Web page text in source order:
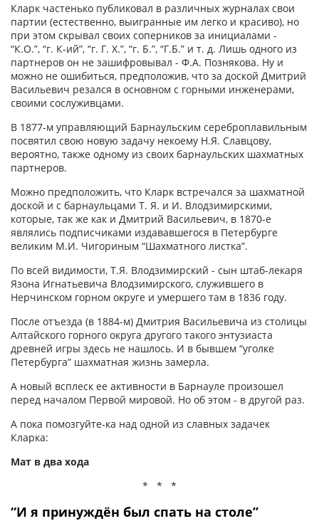
Кларк частенько публиковал в различных журналах свои
партии (естественно, выигранные им легко и красиво), но
при этом скрывал своих соперников за инициалами -
“К.О.”, “г. К-ий”, “г. Г. Х.”, “г. Б.”, “Г.Б.” и т. д. Лишь одного из
партнеров он не зашифровывал - Ф.А. Познякова. Ну и
можно не ошибиться, предположив, что за доской Дмитрий
Васильевич резался в основном с горными инженерами,
своими сослуживцами.
В 1877-м управляющий Барнаульским сереброплавильным
посвятил свою новую задачу некоему Н.Я. Славцову,
вероятно, также одному из своих барнаульских шахматных
партнеров.
Можно предположить, что Кларк встречался за шахматной
доской и с барнаульцами Т. Я. и И. Влодзимирскими,
которые, так же как и Дмитрий Васильевич, в 1870-е
являлись подписчиками издававшегося в Петербурге
великим М.И. Чигориным “Шахматного листка”.
По всей видимости, Т.Я. Влодзимирский - сын штаб-лекаря
Язона Игнатьевича Влодзимирского, служившего в
Нерчинском горном округе и умершего там в 1836 году.
После отъезда (в 1884-м) Дмитрия Васильевича из столицы
Алтайского горного округа другого такого энтузиаста
древней игры здесь не нашлось. И в бывшем “уголке
Петербурга” шахматная жизнь замерла.
А новый всплеск ее активности в Барнауле произошел
перед началом Первой мировой. Но об этом - в другой раз.
А пока помозгуйте-ка над одной из славных задачек
Кларка:
Мат в два хода
* * *
“И я принуждён был спать на столе”